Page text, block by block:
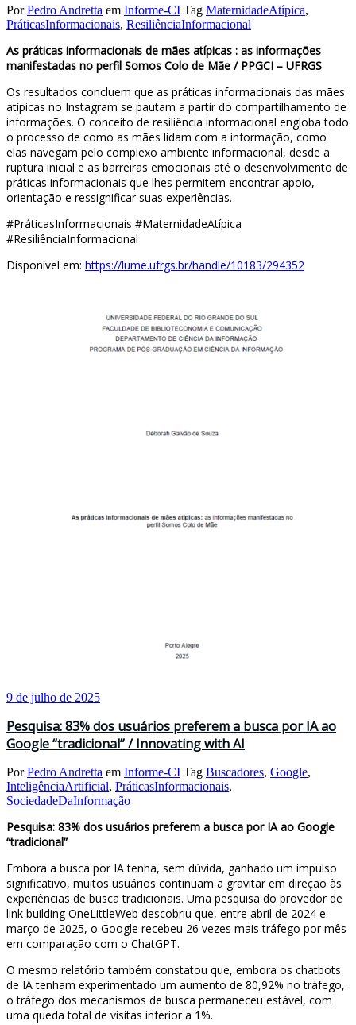
PorPedro Andretta em Informe-CI Tag MaternidadeAtípica,
PráticasInformacionais, ResiliênciaInformacional
As práticas informacionais de mães atípicas : as informações
manifestadas no perfil Somos Colo de Mãe / PPGCI – UFRGS
Os resultados concluem que as práticas informacionais das mães
atípicas no Instagram se pautam a partir do compartilhamento de
informações. O conceito de resiliência informacional engloba todo
o processo de como as mães lidam com a informação, como
elas navegam pelo complexo ambiente informacional, desde a
ruptura inicial e as barreiras emocionais até o desenvolvimento de
práticas informacionais que lhes permitem encontrar apoio,
orientação e ressignificar suas experiências.
#PráticasInformacionais #MaternidadeAtípica
#ResiliênciaInformacional
Disponível em: https://lume.ufrgs.br/handle/10183/294352
9 de julho de 2025
Pesquisa: 83% dos usuários preferem a busca por IA ao
Google “tradicional” / Innovating with AI
PorPedro Andretta em Informe-CI Tag Buscadores, Google,
InteligênciaArtificial, PráticasInformacionais,
SociedadeDaInformação
Pesquisa: 83% dos usuários preferem a busca por IA ao Google
“tradicional”
Embora a busca por IA tenha, sem dúvida, ganhado um impulso
significativo, muitos usuários continuam a gravitar em direção às
experiências de busca tradicionais. Uma pesquisa do provedor de
link building OneLittleWeb descobriu que, entre abril de 2024 e
março de 2025, o Google recebeu 26 vezes mais tráfego por mês
em comparação com o ChatGPT.
O mesmo relatório também constatou que, embora os chatbots
de IA tenham experimentado um aumento de 80,92% no tráfego,
o tráfego dos mecanismos de busca permaneceu estável, com
uma queda total de visitas inferior a 1%.